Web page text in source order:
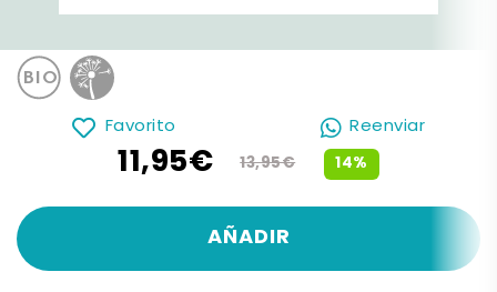
Favorito Reenviar
14%
11,95€ 13,95€
AÑADIR